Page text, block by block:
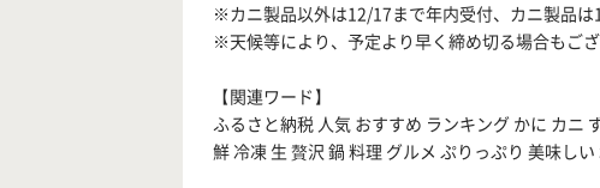
※カニ製品以外は12/17まで年内受付、カニ製品
※天候等により、予定より早く締め切る場合もご
【関連ワード】
ふるさと納税 人気 おすすめ ランキング かに カニ
鮮 冷凍 生 贅沢 鍋 料理 グルメ ぷりっぷり 美味し